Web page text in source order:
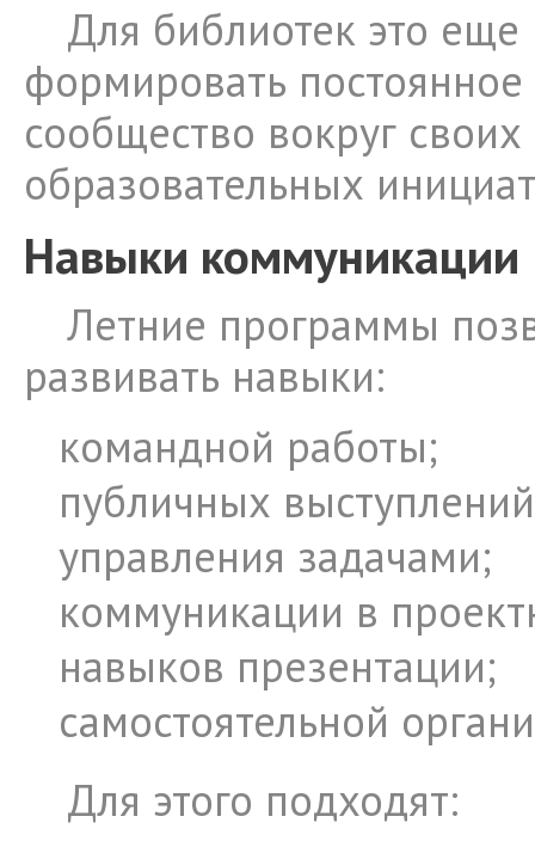
Для библиотек это еще
формировать постоянное
сообщество вокруг
образовательных
Навыки коммуникации
Летние программы
развивать навыки:
командной работы;
публичных
управления задачами;
коммуникации в
навыков презентации;
самостоятельной
Для этого подходят: